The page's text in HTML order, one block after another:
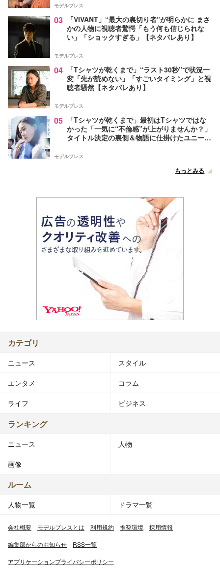
モデルプレス
03
「VIVANT」“最大の裏切り者”が明らかに まさ
かの人物に視聴者驚愕「もう何も信じられな
い」「ショックすぎる」【ネタバレあり】
モデルプレス
04
「Tシャツが乾くまで」“ラスト30秒”で状況一
変「先が読めない」「すごいタイミング」と視
聴者騒然【ネタバレあり】
モデルプレス
05
「Tシャツが乾くまで」最初はTシャツではな
かった「一気に“不倫感”が上がりませんか？」
タイトル決定の裏側＆物語に仕掛けたユニーク
モデルプレス
もっとみる
カテゴリ
ニュース スタイル
エンタメ コラム
ライフ ビジネス
ランキング
ニュース 人物
画像
ルーム
人物一覧 ドラマ一覧
会社概要 モデルプレスとは 利用規約 推奨環境 採用情報
編集部からのお知らせ RSS一覧
アプリケーションプライバシーポリシー